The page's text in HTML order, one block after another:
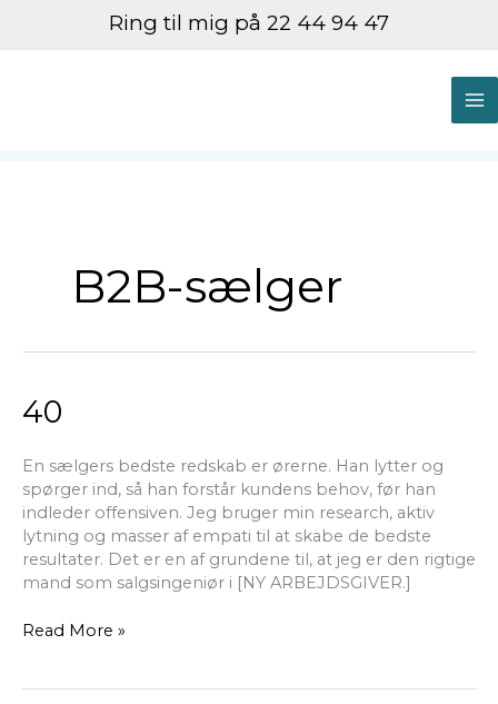
Ring til mig på 22 44 94 47
B2B-sælger
40
En sælgers bedste redskab er ørerne. Han lytter og
spørger ind, så han forstår kundens behov, før han
indleder offensiven. Jeg bruger min research, aktiv
lytning og masser af empati til at skabe de bedste
resultater. Det er en af grundene til, at jeg er den rigtige
mand som salgsingeniør i [NY ARBEJDSGIVER.]
40
Read More »